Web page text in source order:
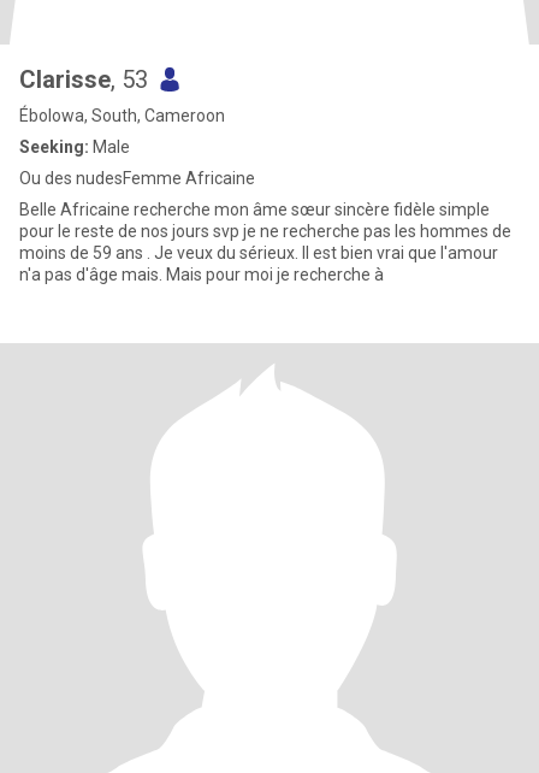
Clarisse, 53
Ébolowa, South, Cameroon
Seeking: Male
Ou des nudesFemme Africaine
Belle Africaine recherche mon âme sœur sincère fidèle simple
pour le reste de nos jours svp je ne recherche pas les hommes de
moins de 59 ans . Je veux du sérieux. Il est bien vrai que l'amour
n'a pas d'âge mais. Mais pour moi je recherche à